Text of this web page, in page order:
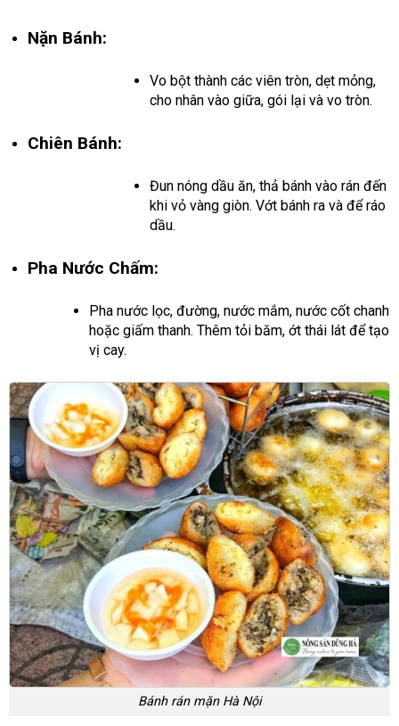
Nặn Bánh:
Vo bột thành các viên tròn, dẹt mỏng,
cho nhân vào giữa, gói lại và vo tròn.
Chiên Bánh:
Đun nóng dầu ăn, thả bánh vào rán đến
khi vỏ vàng giòn. Vớt bánh ra và để ráo
dầu.
Pha Nước Chấm:
Pha nước lọc, đường, nước mắm, nước cốt chanh
hoặc giấm thanh. Thêm tỏi băm, ớt thái lát để tạo
vị cay.
Bánh rán mặn Hà Nội